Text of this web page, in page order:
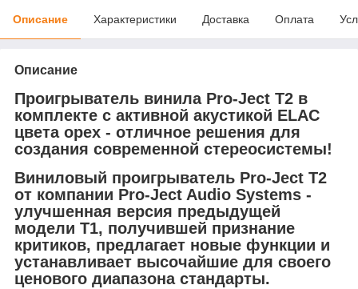
Описание Характеристики Доставка Оплата
Описание
Проигрыватель винила Pro-Ject T2 в
комплекте с активной акустикой ELAC
цвета орех - отличное решения для
создания современной стереосистемы!
Виниловый проигрыватель Pro-Ject T2
от компании Pro-Ject Audio Systems -
улучшенная версия предыдущей
модели T1, получившей признание
критиков, предлагает новые функции и
устанавливает высочайшие для своего
ценового диапазона стандарты.